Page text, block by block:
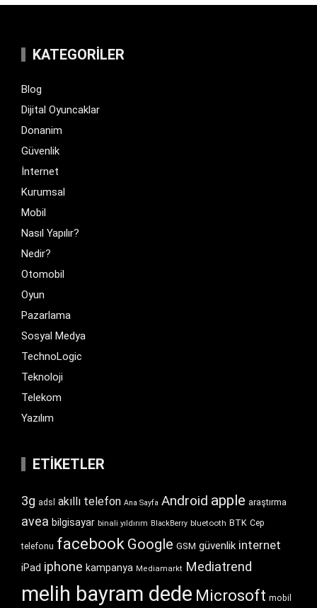
KATEGORILER
Blog
Dijital Oyuncaklar
Donanim
Güvenlik
İnternet
Kurumsal
Mobil
Nasıl Yapılır?
Nedir?
Otomobil
Oyun
Pazarlama
Sosyal Medya
TechnoLogic
Teknoloji
Telekom
Yazılım
ETIKETLER
3g adsl akıllı telefon Ana Sayfa Android apple araştırma
avea bilgisayar binali yıldırım BlackBerry bluetooth BTK Cep
telefonu facebook Google GSM güvenlik internet
iPad iphone kampanya Mediamarkt Mediatrend
melih bayram dede Microsoft mobil